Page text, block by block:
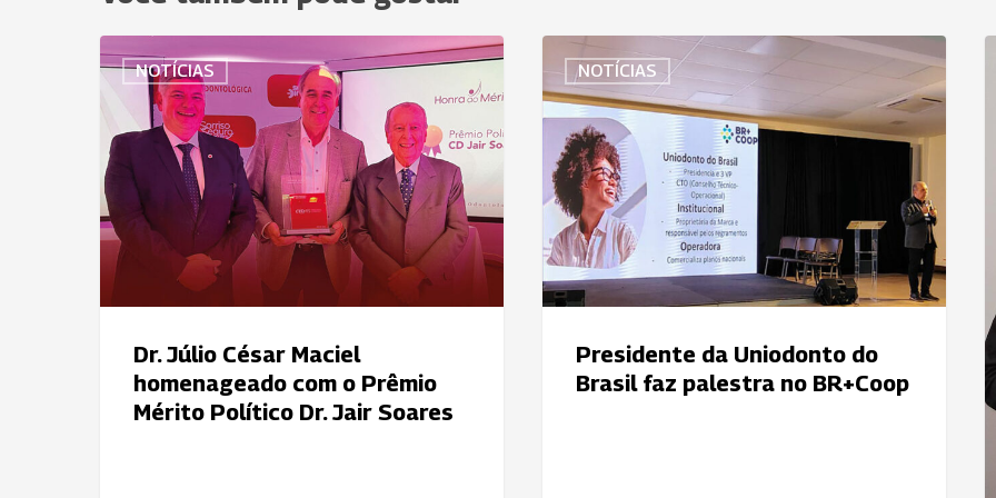
NOTÍCIAS
Dr.
Júlio
César
Maciel
homenageado
com
o
Prêmio
Mérito
Político
Soares
Dr. Júlio César Maciel
homenageado com o Prêmio
Mérito Político Dr. Jair Soares
NOTÍCIAS
Presidente
Uniodonto
Brasil
faz
palestra
no
BR+Coop
Presidente da Uniodonto do
Brasil faz palestra no BR+Coop